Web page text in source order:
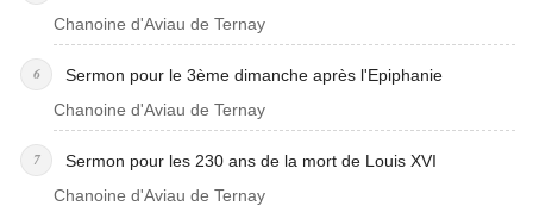
Chanoine d'Aviau de Ternay
Sermon pour le 3ème dimanche après l'Epiphanie
Chanoine d'Aviau de Ternay
Sermon pour les 230 ans de la mort de Louis XVI
Chanoine d'Aviau de Ternay